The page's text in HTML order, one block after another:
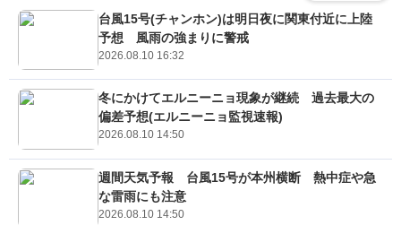
台風15号(チャンホン)は明日夜に関東付近に上陸
予想 風雨の強まりに警戒
2026.08.10 16:32
冬にかけてエルニーニョ現象が継続 過去最大の
偏差予想(エルニーニョ監視速報)
2026.08.10 14:50
週間天気予報 台風15号が本州横断 熱中症や急
な雷雨にも注意
2026.08.10 14:50